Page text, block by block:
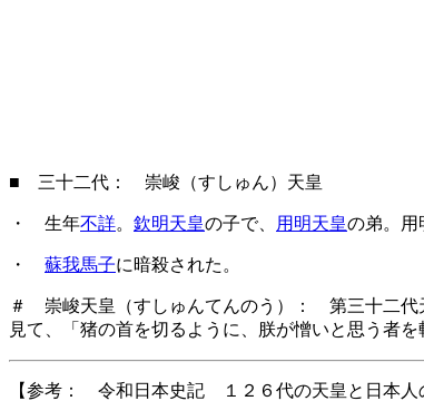
■ 三十二代： 崇峻（すしゅん）天皇
・ 生年不詳。 欽明天皇の子で、 用明天皇の弟。用
・ 蘇我馬子に暗殺された。
＃ 崇峻天皇（すしゅんてんのう）： 第三十二代
見て、「猪の首を切るように、朕が憎いと思う者
【参考： 令和日本史記 １２６代の天皇と日本